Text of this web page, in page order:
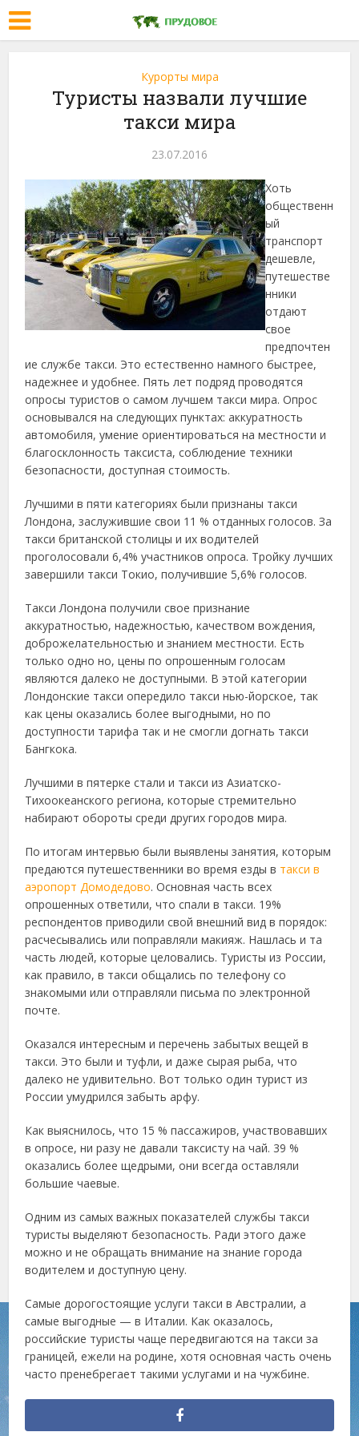
Курорты мира
Туристы назвали лучшие
такси мира
23.07.2016
Хоть
общественн
ый
транспорт
дешевле,
путешестве
нники
отдают
свое
предпочтен
ие службе такси. Это естественно намного быстрее,
надежнее и удобнее. Пять лет подряд проводятся
опросы туристов о самом лучшем такси мира. Опрос
основывался на следующих пунктах: аккуратность
автомобиля, умение ориентироваться на местности и
благосклонность таксиста, соблюдение техники
безопасности, доступная стоимость.
Лучшими в пяти категориях были признаны такси
Лондона, заслужившие свои 11 % отданных голосов. За
такси британской столицы и их водителей
проголосовали 6,4% участников опроса. Тройку лучших
завершили такси Токио, получившие 5,6% голосов.
Такси Лондона получили свое признание
аккуратностью, надежностью, качеством вождения,
доброжелательностью и знанием местности. Есть
только одно но, цены по опрошенным голосам
являются далеко не доступными. В этой категории
Лондонские такси опередило такси нью-йорское, так
как цены оказались более выгодными, но по
доступности тарифа так и не смогли догнать такси
Бангкока.
Лучшими в пятерке стали и такси из Азиатско-
Тихоокеанского региона, которые стремительно
набирают обороты среди других городов мира.
По итогам интервью были выявлены занятия, которым
предаются путешественники во время езды в такси в
аэропорт Домодедово. Основная часть всех
опрошенных ответили, что спали в такси. 19%
респондентов приводили свой внешний вид в порядок:
расчесывались или поправляли макияж. Нашлась и та
часть людей, которые целовались. Туристы из России,
как правило, в такси общались по телефону со
знакомыми или отправляли письма по электронной
почте.
Оказался интересным и перечень забытых вещей в
такси. Это были и туфли, и даже сырая рыба, что
далеко не удивительно. Вот только один турист из
России умудрился забыть арфу.
Как выяснилось, что 15 % пассажиров, участвовавших
в опросе, ни разу не давали таксисту на чай. 39 %
оказались более щедрыми, они всегда оставляли
большие чаевые.
Одним из самых важных показателей службы такси
туристы выделяют безопасность. Ради этого даже
можно и не обращать внимание на знание города
водителем и доступную цену.
Самые дорогостоящие услуги такси в Австралии, а
самые выгодные — в Италии. Как оказалось,
российские туристы чаще передвигаются на такси за
границей, ежели на родине, хотя основная часть очень
часто пренебрегает такими услугами и на чужбине.